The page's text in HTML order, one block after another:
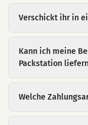
Verschickt ihr in
Kann ich meine
Packstation
Welche